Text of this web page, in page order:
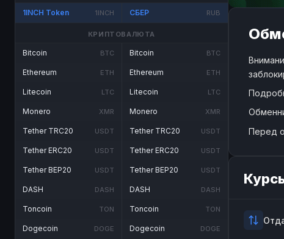
1INCH Token 1INCH СБЕР RUB
КРИПТОВАЛЮТА
Bitcoin BTC
Ethereum ETH
Litecoin LTC
Monero XMR
Tether TRC20 USDT
Tether ERC20 USDT
Tether BEP20 USDT
DASH DASH
Toncoin TON
Dogecoin DOGE
Bitcoin BTC
Ethereum ETH
Litecoin LTC
Monero XMR
Tether TRC20 USDT
Tether ERC20 USDT
Tether BEP20 USDT
DASH DASH
Toncoin TON
Dogecoin DOGE
Перед